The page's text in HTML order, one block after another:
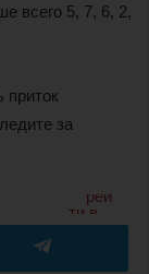
всего 5, 7, 6, 2,
приток
за